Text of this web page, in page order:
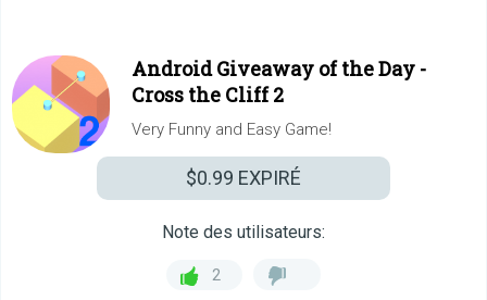
Android Giveaway of the Day -
Cross the Cliff 2
Very Funny and Easy Game!
$0.99 EXPIRÉ
Note des utilisateurs:
2